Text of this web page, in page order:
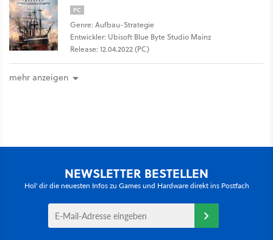
PC
Genre: Aufbau-Strategie
Entwickler: Ubisoft Blue Byte Studio Mainz
Release: 12.04.2022 (PC)
mehr anzeigen
NEWSLETTER BESTELLEN
Hol' dir die neuesten Infos zu Games und Hardware direkt ins Postfach